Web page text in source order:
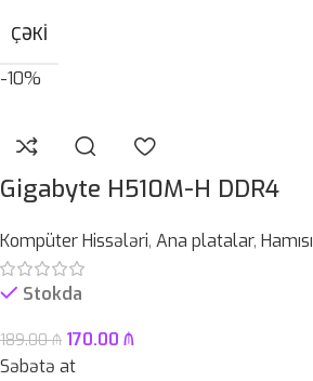
ÇƏKI
-10%
Gigabyte H510M-H DDR4
Kompüter Hissələri, Ana platalar, Hamısı
Stokda
189.00₼ 170.00 ₼
Səbətə at